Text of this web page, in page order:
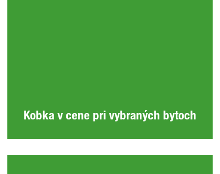
Kobka v cene pri vybraných bytoch